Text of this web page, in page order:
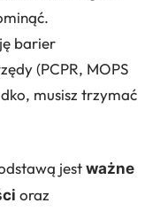
barier
(PCPR, MOPS
musisz trzymać
jestważne
oraz